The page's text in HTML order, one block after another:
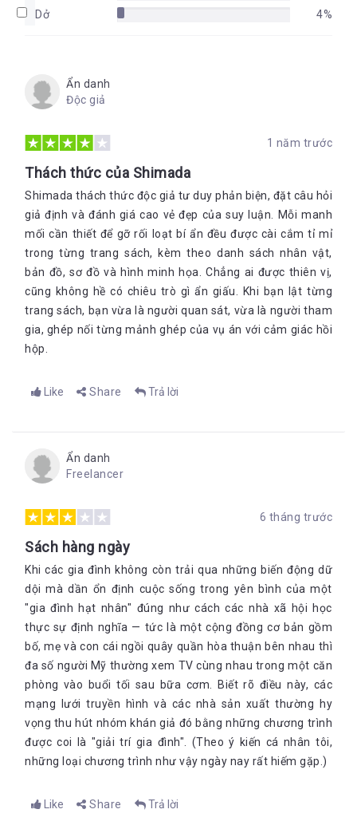
Dở
4%
Ẩn danh
Độc giả
1 năm trước
Thách thức của Shimada
Shimada thách thức độc giả tư duy phản biện, đặt câu hỏi
giả định và đánh giá cao vẻ đẹp của suy luận. Mỗi manh
mối cần thiết để gỡ rối loạt bí ẩn đều được cài cắm tỉ mỉ
trong từng trang sách, kèm theo danh sách nhân vật,
bản đồ, sơ đồ và hình minh họa. Chẳng ai được thiên vị,
cũng không hề có chiêu trò gì ẩn giấu. Khi bạn lật từng
trang sách, bạn vừa là người quan sát, vừa là người tham
gia, ghép nối từng mảnh ghép của vụ án với cảm giác hồi
hộp.
Like Share Trả lời
Ẩn danh
Freelancer
6 tháng trước
Sách hàng ngày
Khi các gia đình không còn trải qua những biến động dữ
dội mà dần ổn định cuộc sống trong yên bình của một
"gia đình hạt nhân" đúng như cách các nhà xã hội học
thực sự định nghĩa — tức là một cộng đồng cơ bản gồm
bố, mẹ và con cái ngồi quây quần hòa thuận bên nhau thì
đa số người Mỹ thường xem TV cùng nhau trong một căn
phòng vào buổi tối sau bữa cơm. Biết rõ điều này, các
mạng lưới truyền hình và các nhà sản xuất thường hy
vọng thu hút nhóm khán giả đó bằng những chương trình
được coi là "giải trí gia đình". (Theo ý kiến cá nhân tôi,
những loại chương trình như vậy ngày nay rất hiếm gặp.)
Like Share Trả lời